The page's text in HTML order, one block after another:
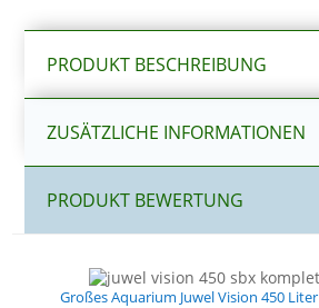
PRODUKT BESCHREIBUNG
ZUSÄTZLICHE INFORMATIONEN
PRODUKT BEWERTUNG
Großes Aquarium Juwel Vision 450 Liter